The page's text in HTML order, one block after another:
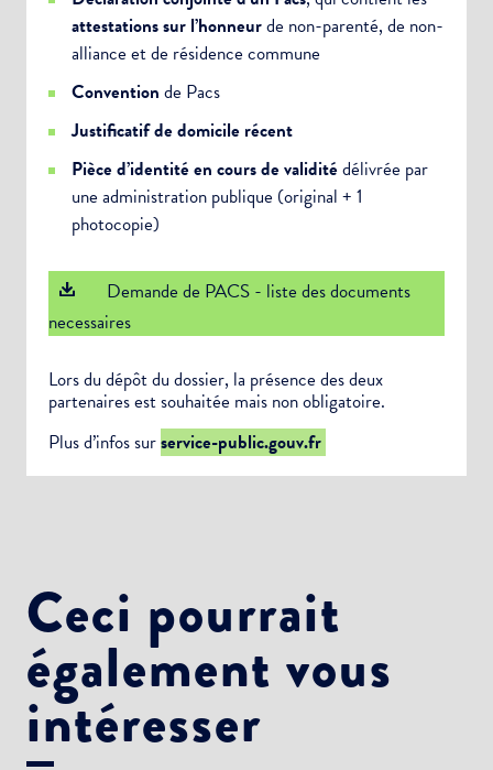
attestations sur l’honneurde non-parenté, de non-
alliance et de résidence commune
Convention de Pacs
Justificatif de domicile récent
Pièce d’identité en cours de validitédélivrée par
une administration publique (original + 1
photocopie)
Demande de PACS - liste des documents
necessaires
Lors du dépôt du dossier, la présence des deux
partenaires est souhaitée mais non obligatoire.
Plus d’infos surservice-public.gouv.fr
Ceci pourrait
également vous
intéresser